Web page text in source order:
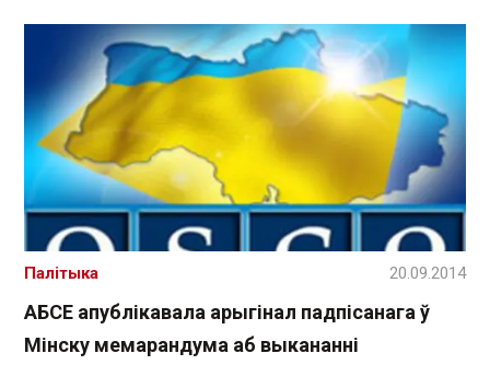
АБСЕ апублікавала арыгінал падпісанага ў
Мінску мемарандума аб выкананні
Палітыка 20.09.2014